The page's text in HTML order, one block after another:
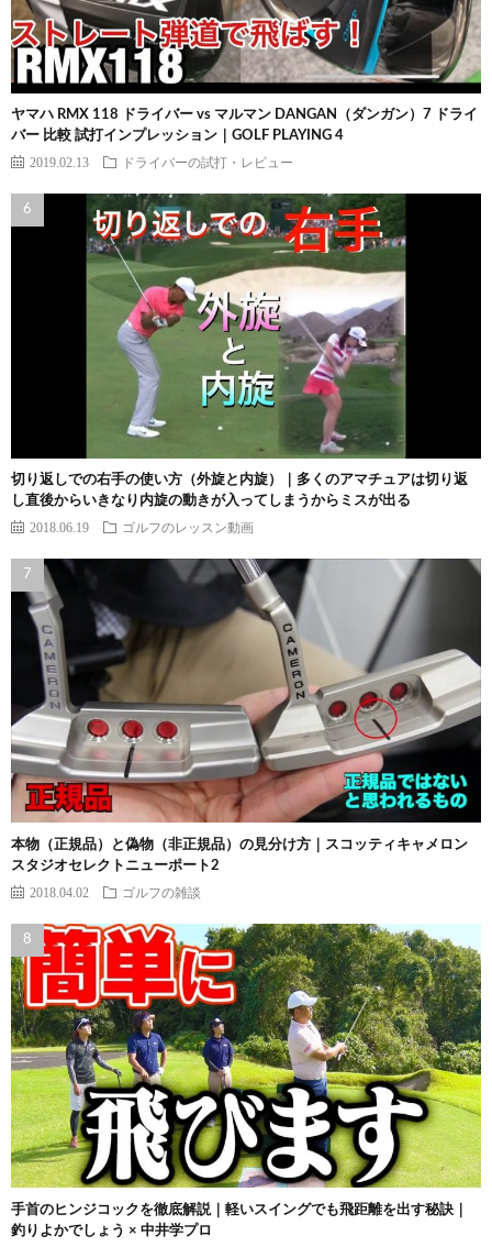
ヤマハ RMX 118 ドライバー vs マルマン DANGAN（ダンガン）7 ドライ
バー 比較 試打インプレッション｜GOLF PLAYING 4
2019.02.13 ドライバーの試打・レビュー
切り返しでの右手の使い方（外旋と内旋）｜多くのアマチュアは切り返
し直後からいきなり内旋の動きが入ってしまうからミスが出る
2018.06.19 ゴルフのレッスン動画
本物（正規品）と偽物（非正規品）の見分け方｜スコッティキャメロン
スタジオセレクトニューポート2
2018.04.02 ゴルフの雑談
手首のヒンジコックを徹底解説｜軽いスイングでも飛距離を出す秘訣｜
釣りよかでしょう × 中井学プロ